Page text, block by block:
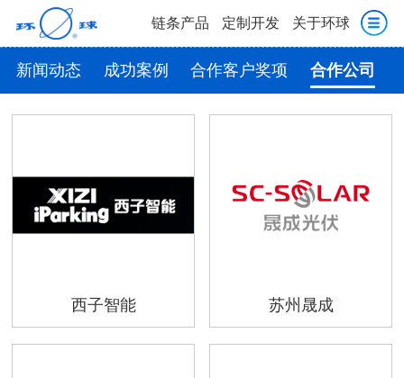
链条产品 定制开发 关于环球
新闻动态 成功案例 合作客户奖项 合作公司
西子智能 苏州晟成